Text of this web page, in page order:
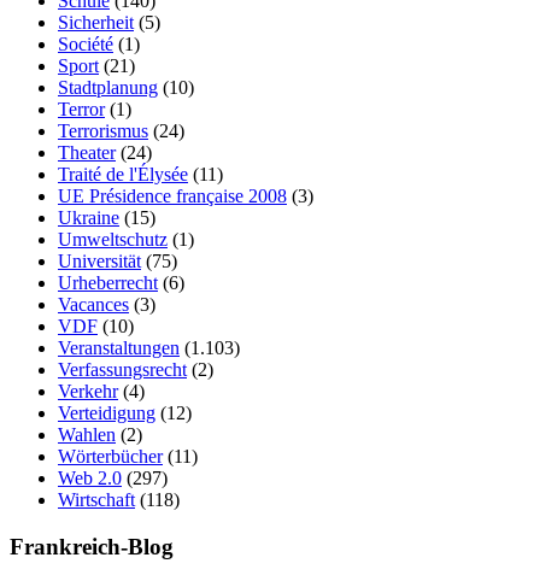
Sicherheit (5)
Société (1)
Sport (21)
Stadtplanung (10)
Terror(1)
Terrorismus (24)
Theater(24)
Traité de l'Élysée (11)
UE Présidence française 2008 (3)
Ukraine (15)
Umweltschutz (1)
Universität (75)
Urheberrecht (6)
Vacances (3)
VDF (10)
Veranstaltungen (1.103)
Verfassungsrecht (2)
Verkehr(4)
Verteidigung (12)
Wahlen (2)
Wörterbücher(11)
Web 2.0 (297)
Wirtschaft (118)
Frankreich-Blog